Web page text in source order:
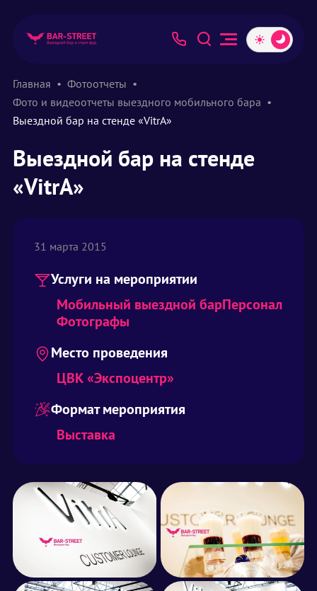
Главная
Фотоотчеты
Фото и видеоотчеты выездного мобильного бара
Выездной бар на стенде «VitrA»
Выездной бар на стенде
«VitrA»
31 марта 2015
Услуги на мероприятии
Мобильный выездной барПерсонал
Фотографы
Место проведения
ЦВК «Экспоцентр»
Формат мероприятия
Выставка